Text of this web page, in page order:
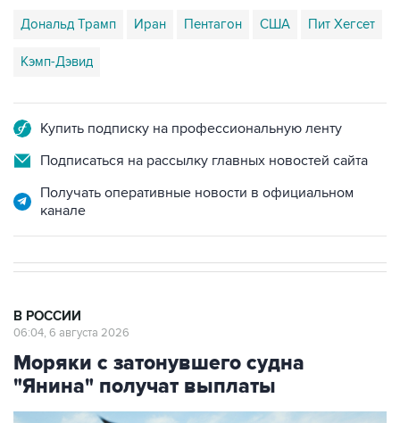
Дональд Трамп Иран Пентагон США Пит Хегсет
Кэмп-Дэвид
Купить подписку на профессиональную ленту
Подписаться на рассылку главных новостей сайта
Получать оперативные новости в официальном
канале
В РОССИИ
06:04, 6 августа 2026
Моряки с затонувшего судна
"Янина" получат выплаты